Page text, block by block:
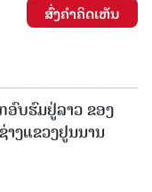
ສົ່ງຄໍາຄິດເຫັນ
ອົບຮົມຢູ່ລາວ ຂອງ
ງແຂວງຢູນນານ